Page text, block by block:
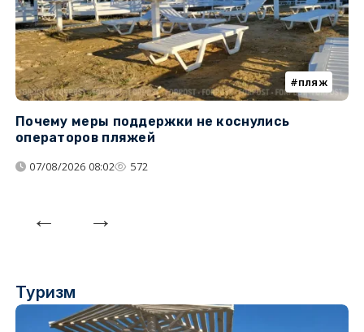
пляж
Почему меры поддержки не коснулись
операторов пляжей
07/08/2026 08:02 572
Туризм